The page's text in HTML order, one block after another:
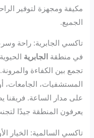
مكيفة ومجهزة لتوفير
الجميع.
تاكسي الجابرية: راحة
في منطقةالجابرية
تجمع بين الكفاءة
المستشفيات، الجامعات،
على مدار الساعة. فريقنا
يعرفون المنطقة جيدًا
تاكسي السالمية: الخيار